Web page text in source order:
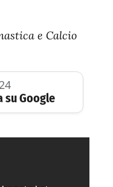
e Calcio
su Google